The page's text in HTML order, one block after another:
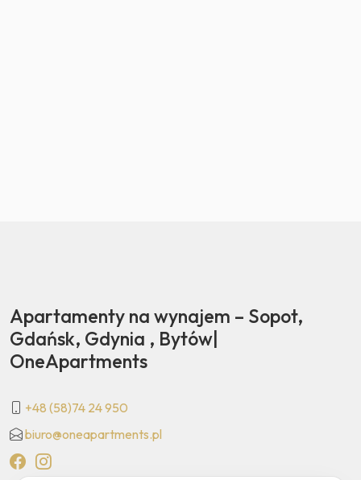
Apartamenty na wynajem – Sopot,
Gdańsk, Gdynia , Bytów|
OneApartments
+48 (58)74 24 950
biuro@oneapartments.pl